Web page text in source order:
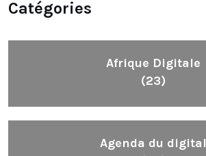
Catégories
Afrique Digitale
(23)
Agenda du digital